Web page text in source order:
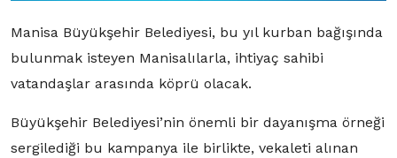
Manisa Büyükşehir Belediyesi, bu yıl kurban bağışında
bulunmak isteyen Manisalılarla, ihtiyaç sahibi
vatandaşlar arasında köprü olacak.
Büyükşehir Belediyesi’nin önemli bir dayanışma örneği
sergilediği bu kampanya ile birlikte, vekaleti alınan